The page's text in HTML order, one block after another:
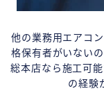
他の業務用エアコ
格保有者がいない
総本店なら施工可
の経験